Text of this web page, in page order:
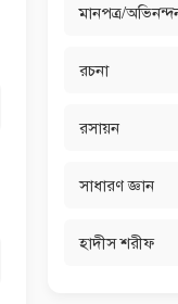
মানপত্র/
রচনা
রসায়ন
সাধারণ জ্ঞান
হাদীস শরীফ